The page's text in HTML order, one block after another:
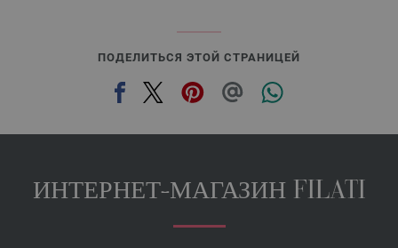
ПОДЕЛИТЬСЯ ЭТОЙ СТРАНИЦЕЙ
ИНТЕРНЕТ-МАГАЗИН FILATI